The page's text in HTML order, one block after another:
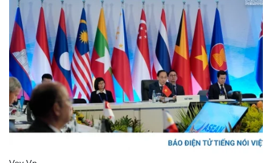
Tư vấn luật
Phân tích